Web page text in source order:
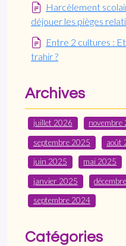
Harcèlement
déjouer les pièges
Entre 2 cultures :
trahir ?
Archives
juillet 2026 novembre
septembre 2025 août
juin 2025 mai 2025
janvier 2025
septembre 2024
Catégories